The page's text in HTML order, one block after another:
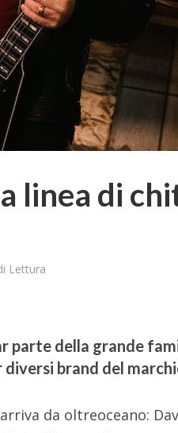
linea di
Lettura
parte della grande
brand del
da oltreoceano: